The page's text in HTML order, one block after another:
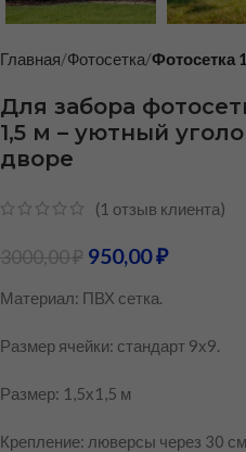
Главная Фотосетка Фотосетка
Для забора
1,5 м – уютный
дворе
(1 отзыв клиента)
3000,00₽ 950,00₽
Материал: ПВХ сетка.
Размер ячейки: стандарт 9х9.
Размер: 1,5х1,5 м
Крепление: люверсы через 30